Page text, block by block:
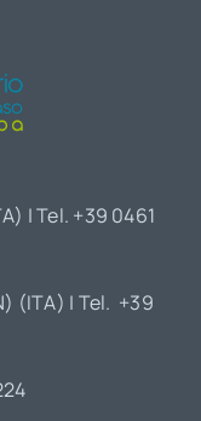
| Tel. +39 0461
(ITA) | Tel. +39